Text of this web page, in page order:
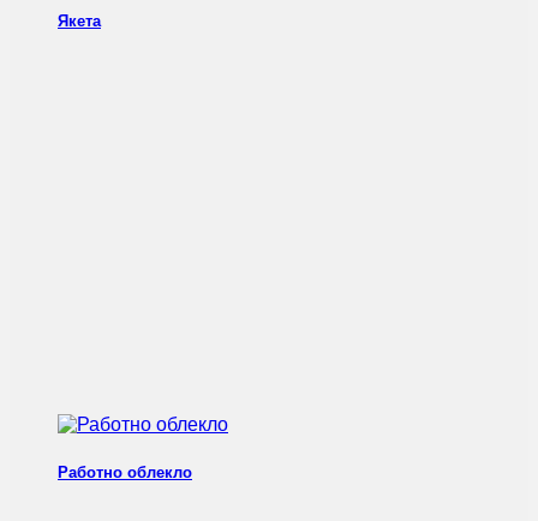
Якета
Работно облекло